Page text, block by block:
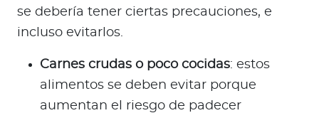
se debería tener ciertas precauciones, e
incluso evitarlos.
Carnes crudas o poco cocidas: estos
alimentos se deben evitar porque
aumentan el riesgo de padecer